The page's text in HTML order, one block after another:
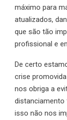
máximo para
atualizados,
que são tão
profissional e
De certo
crise
nos obriga a
distanciamento
isso não nos